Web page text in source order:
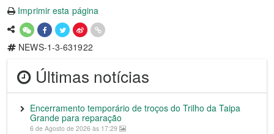
Imprimir esta página
NEWS-1-3-631922
Últimas notícias
Encerramento temporário de troços do Trilho da Taipa
Grande para reparação
6 de Agosto de 2026 às 17:29